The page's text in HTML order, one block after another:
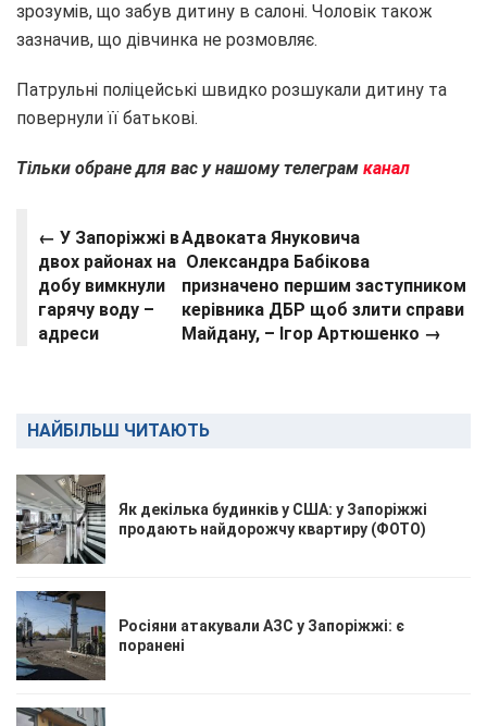
зрозумів, що забув дитину в салоні. Чоловік також
зазначив, що дівчинка не розмовляє.
Патрульні поліцейські швидко розшукали дитину та
повернули її батькові.
Тільки обране для вас у нашому телеграм канал
← У Запоріжжі в
двох районах на
добу вимкнули
гарячу воду –
адреси
Адвоката Януковича
Олександра Бабікова
призначено першим заступником
керівника ДБР щоб злити справи
Майдану, – Ігор Артюшенко →
НАЙБІЛЬШ ЧИТАЮТЬ
Як декілька будинків у США: у Запоріжжі
продають найдорожчу квартиру (ФОТО)
Росіяни атакували АЗС у Запоріжжі: є
поранені